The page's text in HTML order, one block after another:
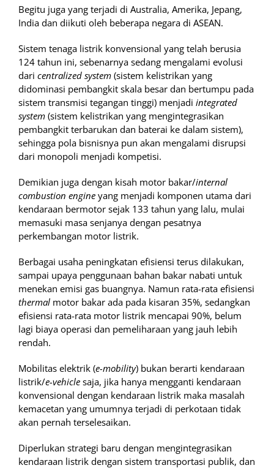
Begitu juga yang terjadi di Australia, Amerika, Jepang,
India dan diikuti oleh beberapa negara di ASEAN.
Sistem tenaga listrik konvensional yang telah berusia
124 tahun ini, sebenarnya sedang mengalami evolusi
dari centralized system (sistem kelistrikan yang
didominasi pembangkit skala besar dan bertumpu pada
sistem transmisi tegangan tinggi) menjadi integrated
system (sistem kelistrikan yang mengintegrasikan
pembangkit terbarukan dan baterai ke dalam sistem),
sehingga pola bisnisnya pun akan mengalami disrupsi
dari monopoli menjadi kompetisi.
Demikian juga dengan kisah motor bakar/internal
combustion engine yang menjadi komponen utama dari
kendaraan bermotor sejak 133 tahun yang lalu, mulai
memasuki masa senjanya dengan pesatnya
perkembangan motor listrik.
Berbagai usaha peningkatan efisiensi terus dilakukan,
sampai upaya penggunaan bahan bakar nabati untuk
menekan emisi gas buangnya. Namun rata-rata efisiensi
thermal motor bakar ada pada kisaran 35%, sedangkan
efisiensi rata-rata motor listrik mencapai 90%, belum
lagi biaya operasi dan pemeliharaan yang jauh lebih
rendah.
Mobilitas elektrik (e-mobility) bukan berarti kendaraan
listrik/e-vehicle saja, jika hanya mengganti kendaraan
konvensional dengan kendaraan listrik maka masalah
kemacetan yang umumnya terjadi di perkotaan tidak
akan pernah terselesaikan.
Diperlukan strategi baru dengan mengintegrasikan
kendaraan listrik dengan sistem transportasi publik, dan